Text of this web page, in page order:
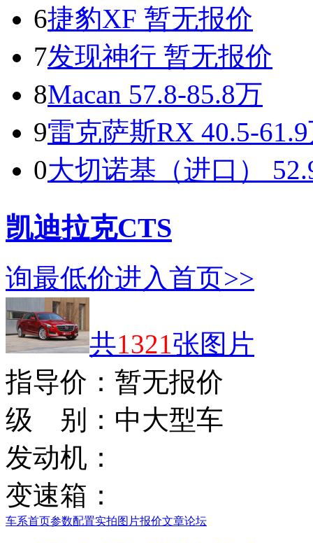
6捷豹XF 暂无报价
7发现神行 暂无报价
8Macan 57.8-85.8万
9雷克萨斯RX 40.5-
0大切诺基（进口）
凯迪拉克CTS
询最低价进入首页>>
共1321张图片
指导价： 暂无报价
级 别： 中大型车
发动机：
变速箱：
车系首页参数配置实拍图片报价文章论坛